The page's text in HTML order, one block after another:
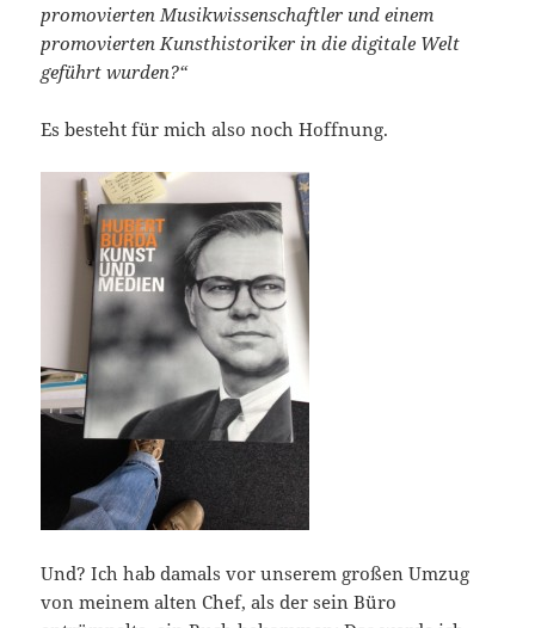
promovierten Musikwissenschaftler und einem
promovierten Kunsthistoriker in die digitale Welt
geführt wurden?“
Es besteht für mich also noch Hoffnung.
Und? Ich hab damals vor unserem großen Umzug
von meinem alten Chef, als der sein Büro